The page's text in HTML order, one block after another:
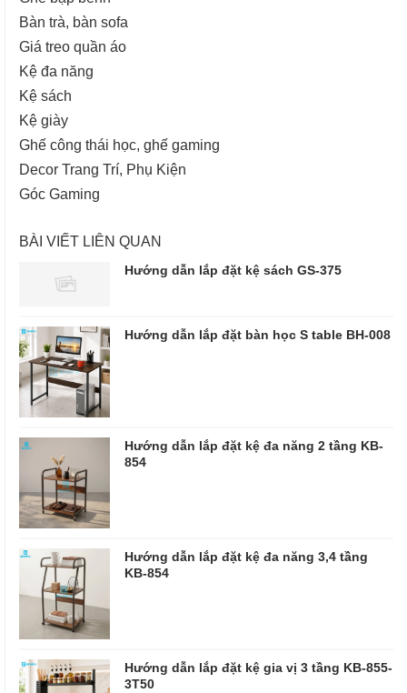
Bàn trà, bàn sofa
Giá treo quần áo
Kệ đa năng
Kệ sách
Kệ giày
Ghế công thái học, ghế gaming
Decor Trang Trí, Phụ Kiện
Góc Gaming
BÀI VIẾT LIÊN QUAN
Hướng dẫn lắp đặt kệ sách GS-375
Hướng dẫn lắp đặt bàn học S table BH-008
Hướng dẫn lắp đặt kệ đa năng 2 tầng KB-
854
Hướng dẫn lắp đặt kệ đa năng 3,4 tầng
KB-854
Hướng dẫn lắp đặt kệ gia vị 3 tầng KB-855-
3T50